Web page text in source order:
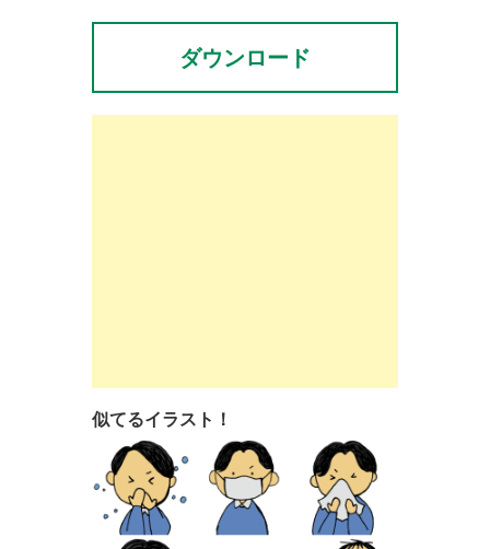
ダウンロード
似てるイラスト！